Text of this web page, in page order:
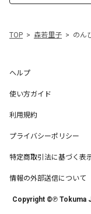
TOP 森若里子 のん
ヘルプ
使い方ガイド
利用規約
プライバシーポリシー
特定商取引法に基づく表
情報の外部送信について
Copyright ©℗ Tokuma